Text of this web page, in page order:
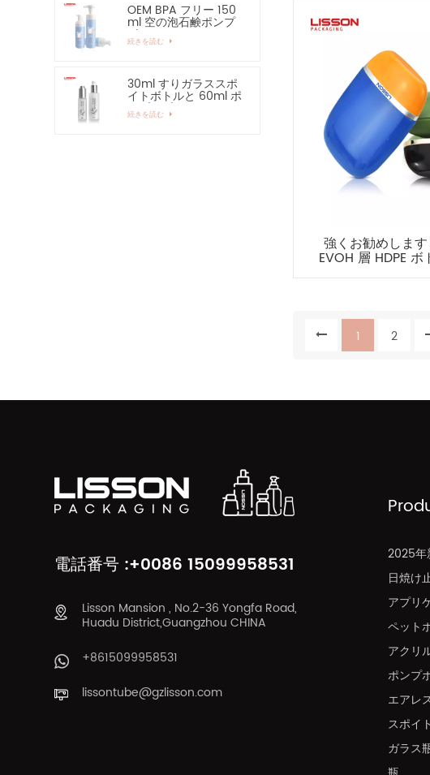
強くお勧めしま
EVOH 層 HDPE
ラスチック
1 2
OEM BPA フリー 150
ml 空の泡石鹸ポンプ
ボトル
続きを読む
30ml すりガラススポ
イトボトルと 60ml ポ
ンプスプレーガラスボ
トル
続きを読む
電話番号 :+0086 15099958531
Lisson Mansion , No.2-36 Yongfa Road,
Huadu District,Guangzhou CHINA
+8615099958531
lissontube@gzlisson.com
2025年
日焼け
アプリ
ペット
アクリ
ポンプ
エアレ
スポイ
ガラス